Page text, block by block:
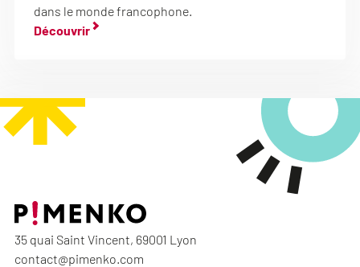
dans le monde francophone.
Découvrir
35 quai Saint Vincent, 69001 Lyon
contact@pimenko.com